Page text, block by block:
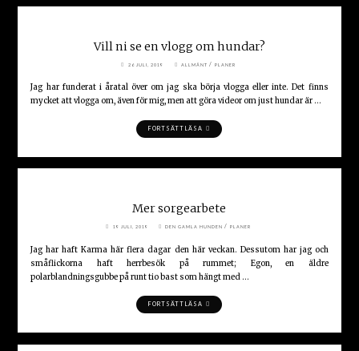
Vill ni se en vlogg om hundar?
26 JULI, 2019 ALLMÄNT / PLANER
Jag har funderat i åratal över om jag ska börja vlogga eller inte. Det finns
mycket att vlogga om, även för mig, men att göra videor om just hundar är …
FORTSÄTT LÄSA"VILL
NI
Mer sorgearbete
19 JULI, 2019 DEN GAMLA HUNDEN / PLANER
Jag har haft Karma här flera dagar den här veckan. Dessutom har jag och
småflickorna haft herrbesök på rummet; Egon, en äldre
polarblandningsgubbe på runt tio bast som hängt med …
FORTSÄTT LÄSA"MER
SORGEARBETE"